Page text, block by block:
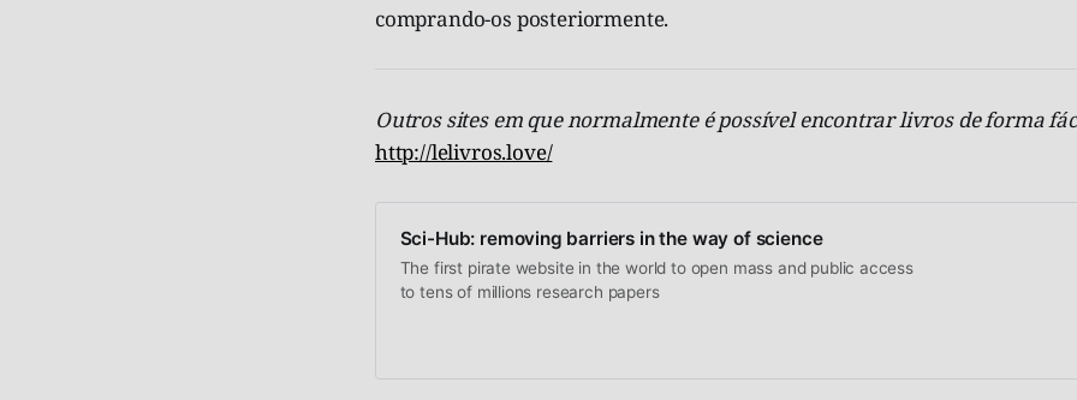
comprando-os posteriormente.
Outros sites em que normalmente é possível encontrar livros de forma
http://lelivros.love/
Sci-Hub: removing barriers in the way of science
The first pirate website in the world to open mass and public access
to tens of millions research papers